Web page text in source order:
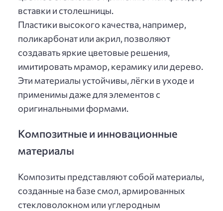
вставки и столешницы.
Пластики высокого качества, например,
поликарбонат или акрил, позволяют
создавать яркие цветовые решения,
имитировать мрамор, керамику или дерево.
Эти материалы устойчивы, лёгки в уходе и
применимы даже для элементов с
оригинальными формами.
Композитные и инновационные
материалы
Композиты представляют собой материалы,
созданные на базе смол, армированных
стекловолокном или углеродным